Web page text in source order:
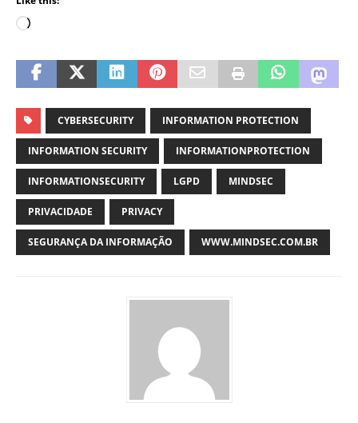
CYBERSECURITY INFORMATION PROTECTION
INFORMATION SECURITY INFORMATIONPROTECTION
INFORMATIONSECURITY LGPD MINDSEC
PRIVACIDADE PRIVACY
SEGURANÇA DA INFORMAÇÃO WWW.MINDSEC.COM.BR